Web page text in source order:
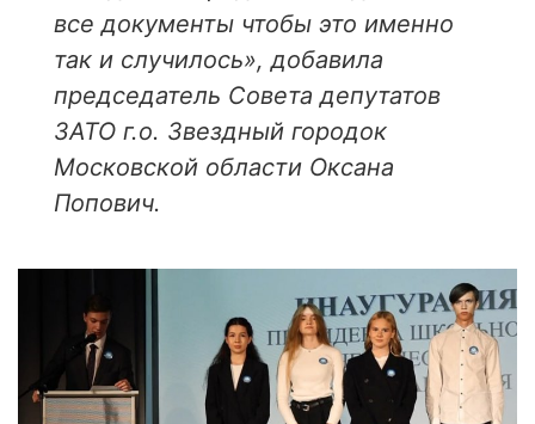
все документы чтобы это именно
так и случилось», добавила
председатель Совета депутатов
ЗАТО г.о. Звездный городок
Московской области Оксана
Попович.